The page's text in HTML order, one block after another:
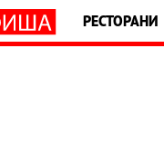
РЕСТОРАНИ